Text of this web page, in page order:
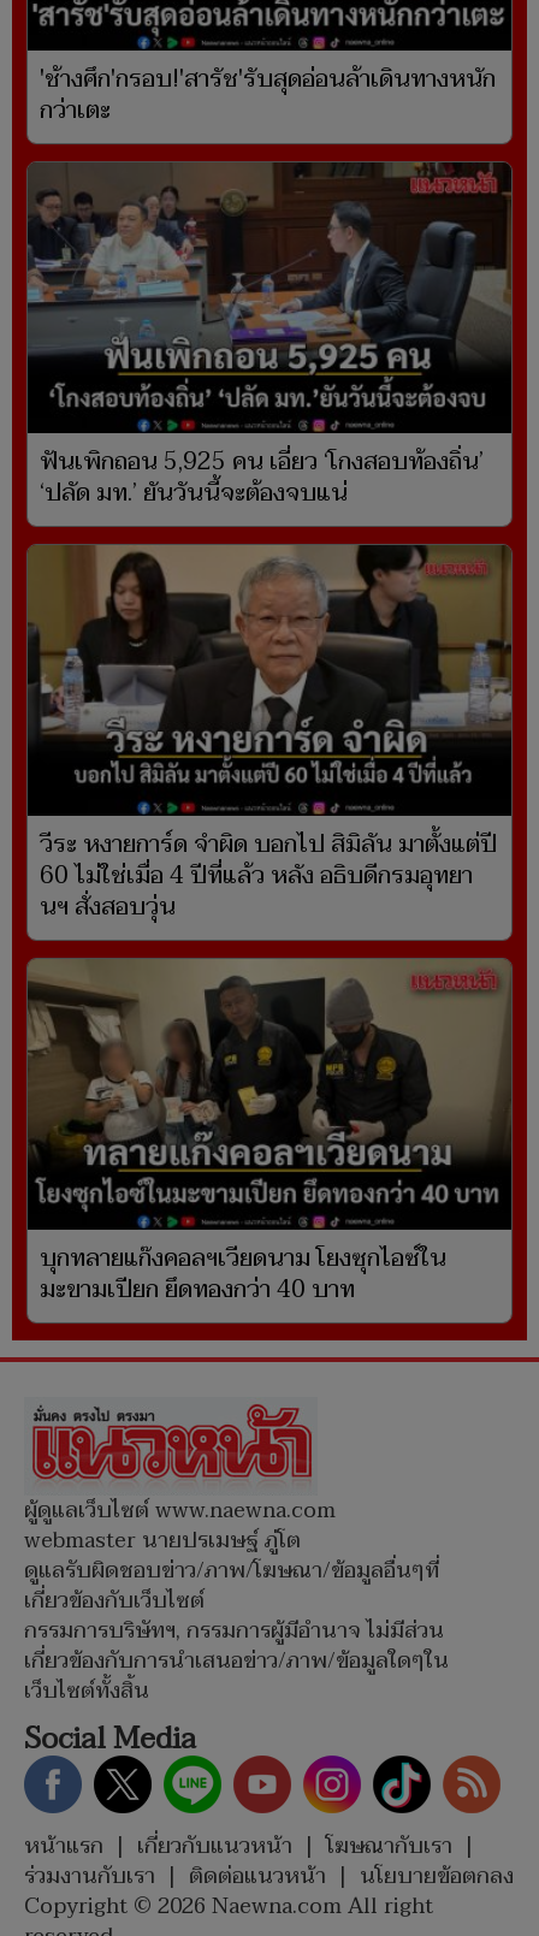
'ช้างศึก'กรอบ!'สารัช'รับสุดอ่อนล้าเดินทางหนัก
กว่าเตะ
ฟันเพิกถอน 5,925 คน เอี่ยว ‘โกงสอบท้องถิ่น’
‘ปลัด มท.’ ยันวันนี้จะต้องจบแน่
วีระ หงายการ์ด จำผิด บอกไป สิมิลัน มาตั้งแต่ปี
60 ไม่ใช่เมื่อ 4 ปีที่แล้ว หลัง อธิบดีกรมอุทยา
นฯ สั่งสอบวุ่น
บุกทลายแก๊งคอลฯเวียดนาม โยงซุกไอซ์ใน
มะขามเปียก ยึดทองกว่า 40 บาท
ผู้ดูแลเว็บไซต์ www.naewna.com
webmaster นายปรเมษฐ์ ภู่โต
ดูแลรับผิดชอบข่าว/ภาพ/โฆษณา/ข้อมูลอื่นๆที่
เกี่ยวข้องกับเว็บไซต์
กรรมการบริษัทฯ, กรรมการผู้มีอำนาจ ไม่มีส่วน
เกี่ยวข้องกับการนำเสนอข่าว/ภาพ/ข้อมูลใดๆใน
เว็บไซต์ทั้งสิ้น
Social Media
หน้าแรก | เกี่ยวกับแนวหน้า | โฆษณากับเรา |
ร่วมงานกับเรา | ติดต่อแนวหน้า | นโยบายข้อตกลง
Copyright © 2026 Naewna.com All right